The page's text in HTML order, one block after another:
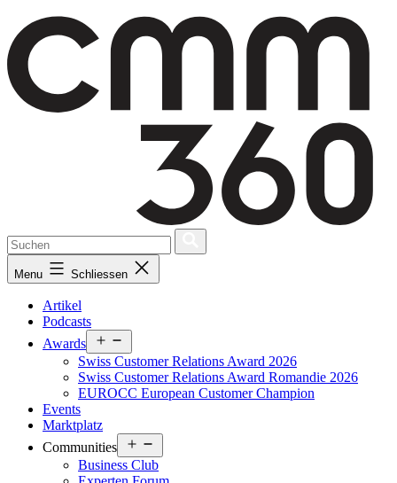
content
Menu Schliessen
Artikel
Podcasts
Awards
menu
Swiss Customer Relations Award 2026
Swiss Customer Relations Award Romandie 2026
EUROCC European Customer Champion
Events
Marktplatz
Communities
menu
Business Club